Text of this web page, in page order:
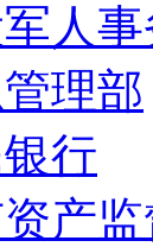
人
理部
行
产